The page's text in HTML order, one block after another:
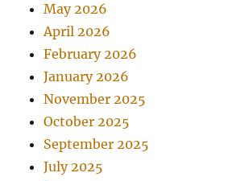
May 2026
April 2026
February 2026
January 2026
November 2025
October 2025
September 2025
July 2025